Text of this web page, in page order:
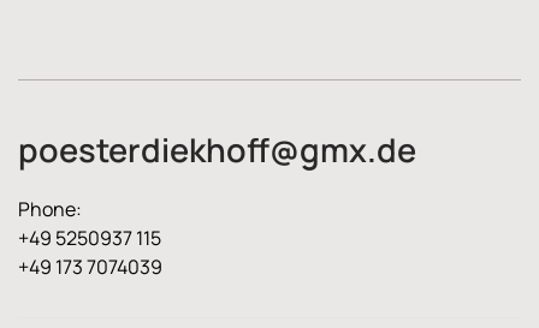
poesterdiekhoff@gmx.de
Phone:
+49 5250937 115
+49 173 7074039